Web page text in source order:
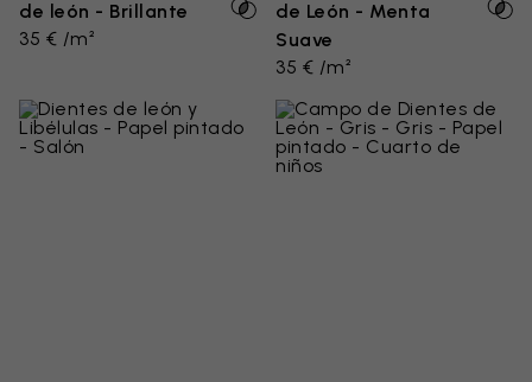
de león - Brillante
35 € /m²
de León - Menta
Suave
35 € /m²